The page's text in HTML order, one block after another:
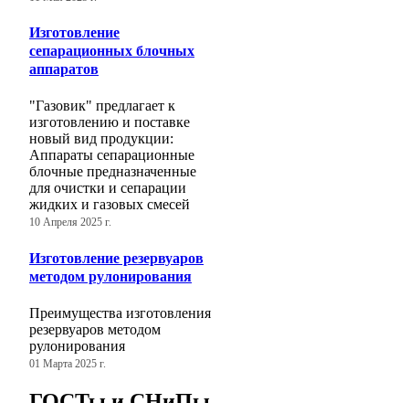
Изготовление
сепарационных блочных
аппаратов
"Газовик" предлагает к
изготовлению и поставке
новый вид продукции:
Аппараты сепарационные
блочные предназначенные
для очистки и сепарации
жидких и газовых смесей
10 Апреля 2025 г.
Изготовление резервуаров
методом рулонирования
Преимущества изготовления
резервуаров методом
рулонирования
01 Марта 2025 г.